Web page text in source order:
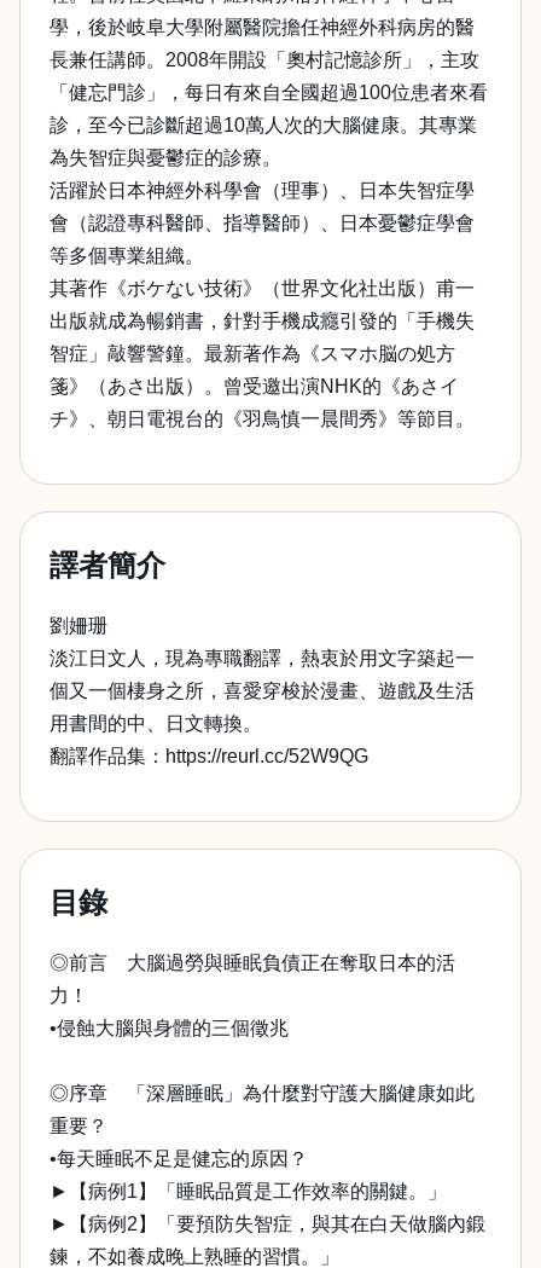
學，後於岐阜大學附屬醫院擔任神經外科病房的醫
長兼任講師。2008年開設「奧村記憶診所」，主攻
「健忘門診」，每日有來自全國超過100位患者來看
診，至今已診斷超過10萬人次的大腦健康。其專業
為失智症與憂鬱症的診療。
活躍於日本神經外科學會（理事）、日本失智症學
會（認證專科醫師、指導醫師）、日本憂鬱症學會
等多個專業組織。
其著作《ボケない技術》（世界文化社出版）甫一
出版就成為暢銷書，針對手機成癮引發的「手機失
智症」敲響警鐘。最新著作為《スマホ脳の処方
箋》（あさ出版）。曾受邀出演NHK的《あさイ
チ》、朝日電視台的《羽鳥慎一晨間秀》等節目。
譯者簡介
劉姍珊
淡江日文人，現為專職翻譯，熱衷於用文字築起一
個又一個棲身之所，喜愛穿梭於漫畫、遊戲及生活
用書間的中、日文轉換。
翻譯作品集：https://reurl.cc/52W9QG
目錄
◎前言 大腦過勞與睡眠負債正在奪取日本的活
力！
•侵蝕大腦與身體的三個徵兆
◎序章 「深層睡眠」為什麼對守護大腦健康如此
重要？
•每天睡眠不足是健忘的原因？
►【病例1】「睡眠品質是工作效率的關鍵。」
►【病例2】「要預防失智症，與其在白天做腦內鍛
鍊，不如養成晚上熟睡的習慣。」